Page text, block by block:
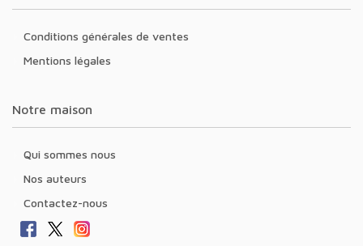
Conditions générales de ventes
Mentions légales
Notre maison
Qui sommes nous
Nos auteurs
Contactez-nous